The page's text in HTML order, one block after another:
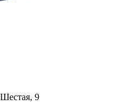
9